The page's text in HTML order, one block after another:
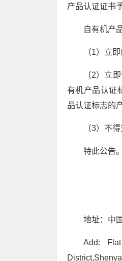
产品认证证书
自有机产
（1）立
（2）立
有机产品认证
品认证标志的
（3）不
特此公告。
辽宁
地址：中
Add: